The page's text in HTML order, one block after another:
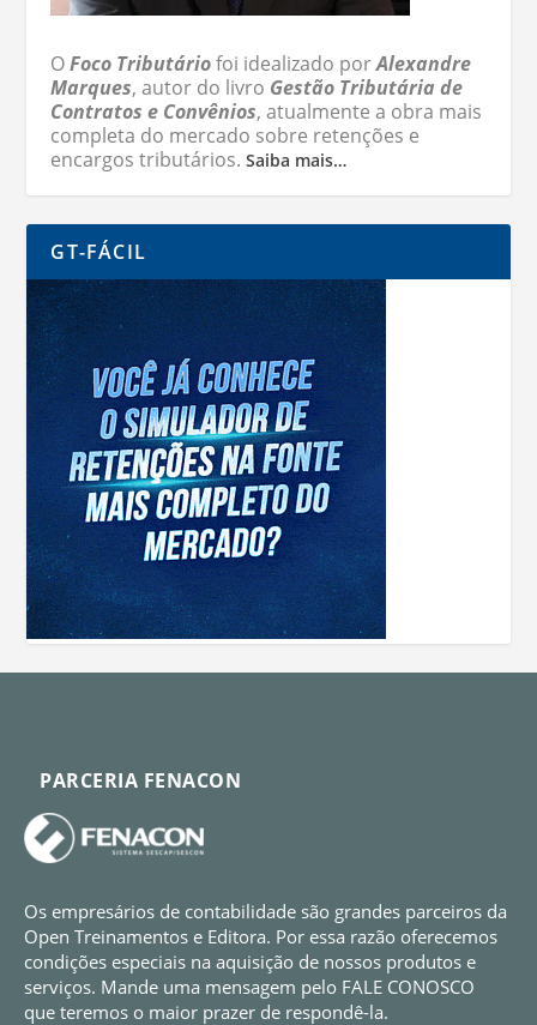
OFoco Tributáriofoi idealizado porAlexandre
Marques, autor do livro Gestão Tributária de
Contratos e Convênios, atualmente a obra mais
completa do mercado sobre retenções e
encargos tributários.Saiba mais…
GT-FÁCIL
PARCERIA FENACON
Os empresários de contabilidade são grandes parceiros da
Open Treinamentos e Editora. Por essa razão oferecemos
condições especiais na aquisição de nossos produtos e
serviços. Mande uma mensagem pelo FALE CONOSCO
que teremos o maior prazer de respondê-la.